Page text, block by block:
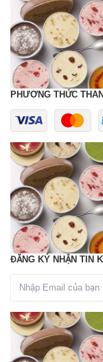
PHƯƠNG THỨC
ĐĂNG KÝ NHẬN TIN